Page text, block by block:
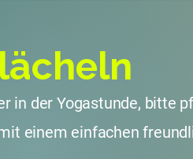
lächeln
in der Yogastunde, bitte
einem einfachen